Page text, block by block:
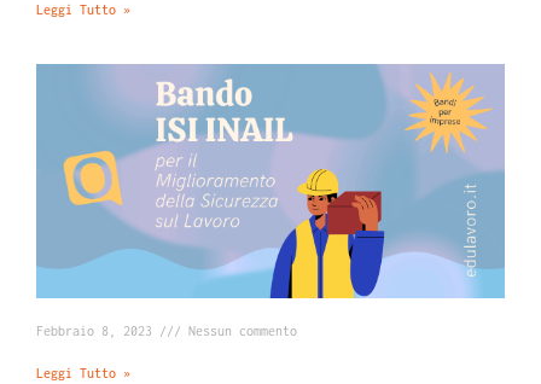
Leggi Tutto »
Febbraio 8, 2023 Nessun commento
Leggi Tutto »